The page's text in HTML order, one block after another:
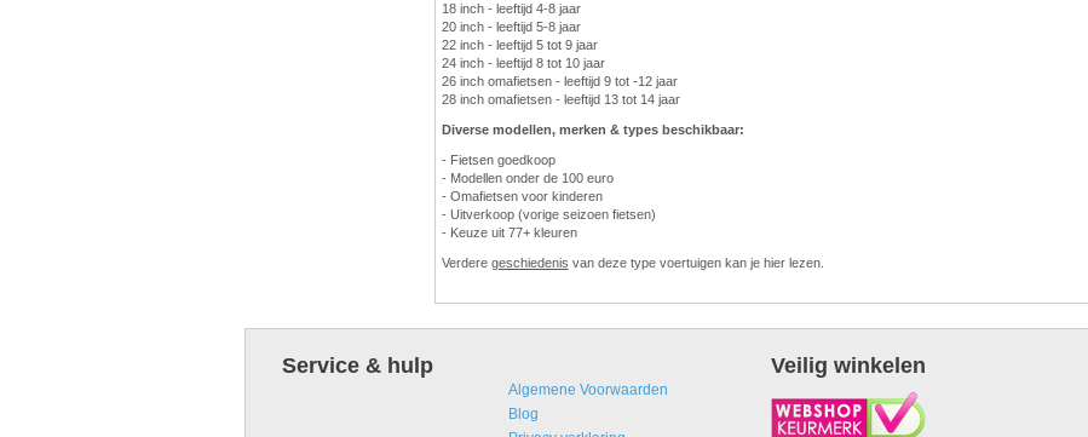
18 inch - leeftijd 4-8 jaar
20 inch - leeftijd 5-8 jaar
22 inch - leeftijd 5 tot 9 jaar
24 inch - leeftijd 8 tot 10 jaar
26 inch omafietsen - leeftijd 9 tot -12 jaar
28 inch omafietsen - leeftijd 13 tot 14 jaar
Diverse modellen, merken & types beschikbaar:
- Fietsen goedkoop
- Modellen onder de 100 euro
- Omafietsen voor kinderen
- Uitverkoop (vorige seizoen fietsen)
- Keuze uit 77+ kleuren
Verdere geschiedenis van deze type voertuigen kan je hier lezen.
Service & hulp
Algemene Voorwaarden
Blog
Veilig winkelen